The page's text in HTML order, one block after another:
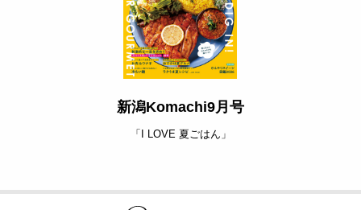
新潟Komachi9月号
「I LOVE 夏ごはん」